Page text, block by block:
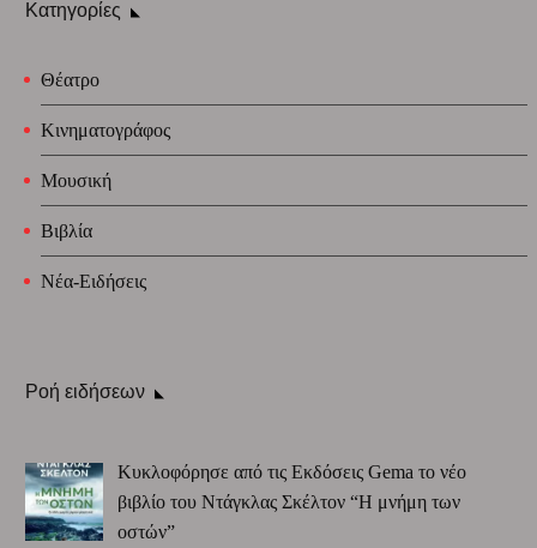
Κατηγορίες
Θέατρο
Κινηματογράφος
Μουσική
Βιβλία
Νέα-Ειδήσεις
Ροή ειδήσεων
Κυκλοφόρησε από τις Εκδόσεις Gema το νέο
βιβλίο του Ντάγκλας Σκέλτον “Η μνήμη των
οστών”